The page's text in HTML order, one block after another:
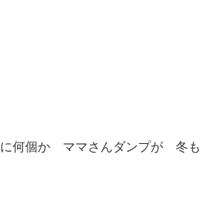
に何個か ママさんダンプが 冬も